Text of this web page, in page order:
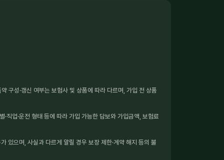
구성·갱신 여부는 보험사 및 상품에 따라 다르며, 가입 전 상품
직업·운전 형태 등에 따라 가입 가능한 담보와 가입금액, 보험료
있으며, 사실과 다르게 알릴 경우 보장 제한·계약 해지 등의 불